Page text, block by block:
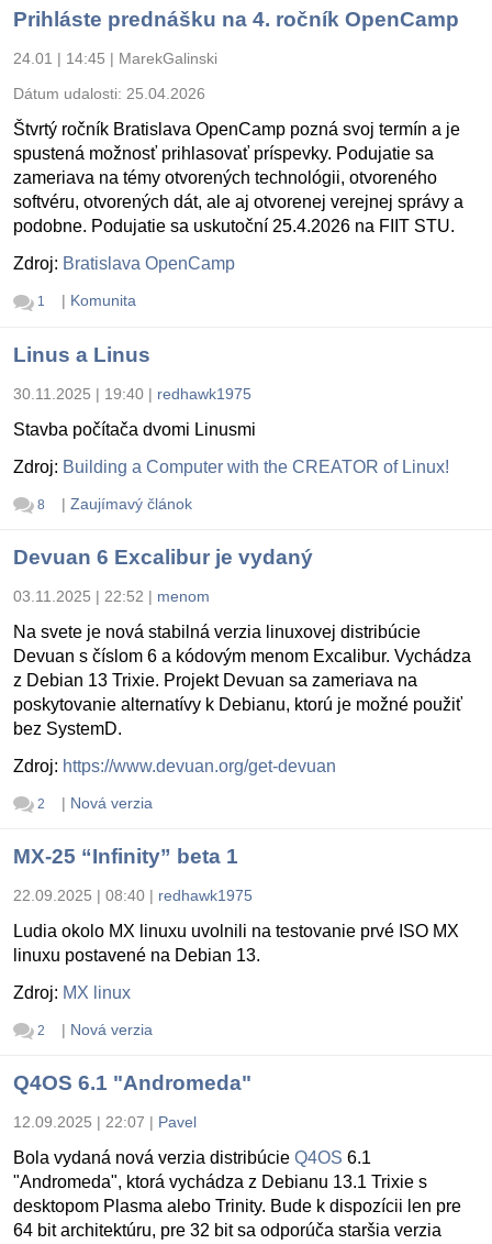
Prihláste prednášku na 4. ročník OpenCamp
24.01 | 14:45 | MarekGalinski
Dátum udalosti: 25.04.2026
Štvrtý ročník Bratislava OpenCamp pozná svoj termín a je
spustená možnosť prihlasovať príspevky. Podujatie sa
zameriava na témy otvorených technológii, otvoreného
softvéru, otvorených dát, ale aj otvorenej verejnej správy a
podobne. Podujatie sa uskutoční 25.4.2026 na FIIT STU.
Zdroj: Bratislava OpenCamp
1 | Komunita
Linus a Linus
30.11.2025 | 19:40 | redhawk1975
Stavba počítača dvomi Linusmi
Zdroj: Building a Computer with the CREATOR of Linux!
8 | Zaujímavý článok
Devuan 6 Excalibur je vydaný
03.11.2025 | 22:52 | menom
Na svete je nová stabilná verzia linuxovej distribúcie
Devuan s číslom 6 a kódovým menom Excalibur. Vychádza
z Debian 13 Trixie. Projekt Devuan sa zameriava na
poskytovanie alternatívy k Debianu, ktorú je možné použiť
bez SystemD.
Zdroj: https://www.devuan.org/get-devuan
2 | Nová verzia
MX-25 “Infinity” beta 1
22.09.2025 | 08:40 | redhawk1975
Ludia okolo MX linuxu uvolnili na testovanie prvé ISO MX
linuxu postavené na Debian 13.
Zdroj: MX linux
2 | Nová verzia
Q4OS 6.1 "Andromeda"
12.09.2025 | 22:07 | Pavel
Bola vydaná nová verzia distribúcie Q4OS 6.1
"Andromeda", ktorá vychádza z Debianu 13.1 Trixie s
desktopom Plasma alebo Trinity. Bude k dispozícii len pre
64 bit architektúru, pre 32 bit sa odporúča staršia verzia